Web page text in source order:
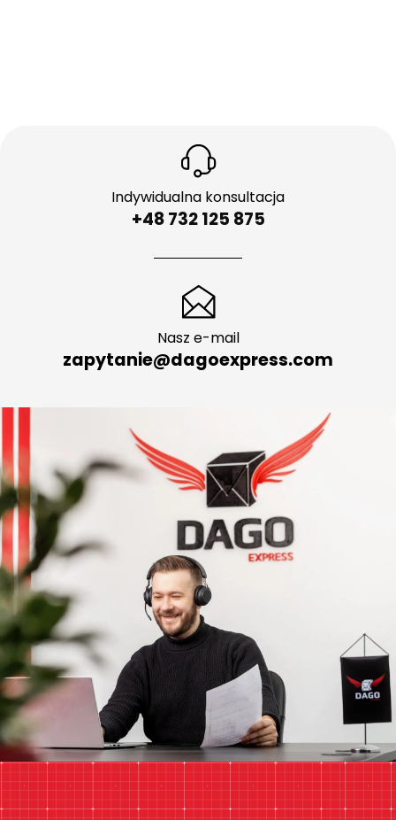
Indywidualna konsultacja
+48 732 125 875
Nasz e-mail
zapytanie@dagoexpress.com